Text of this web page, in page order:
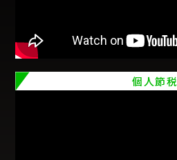
個人節税